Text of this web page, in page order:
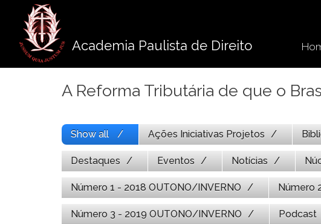
conteúdo
Academia Paulista de Direito
A Reforma Tributária de que o
Show all Ações Iniciativas Projetos
Destaques Eventos Notícias
Número 1 - 2018 OUTONO/INVERNO Número
Número 3 - 2019 OUTONO/INVERNO Podcast